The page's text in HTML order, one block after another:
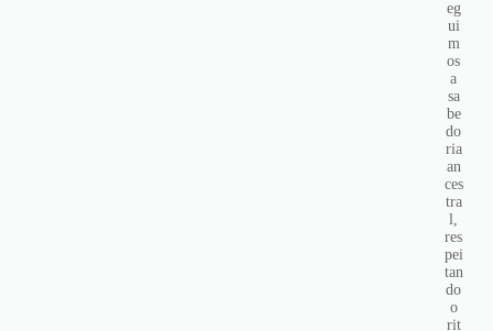
eg
ui
m
os
a
sa
be
do
ria
an
ces
tra
l,
res
pei
tan
do
o
rit